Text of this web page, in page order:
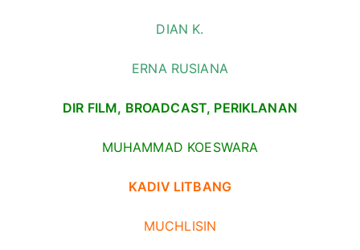
DIAN K.
ERNA RUSIANA
DIR FILM, BROADCAST, PERIKLANAN
MUHAMMAD KOESWARA
KADIV LITBANG
MUCHLISIN